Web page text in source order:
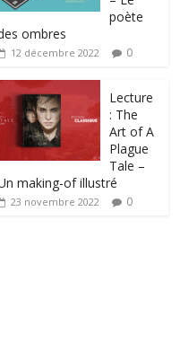
poète
ombres
12 décembre 2022 0
Lecture
: The
Art of A
Plague
Tale –
making-of illustré
23 novembre 2022 0